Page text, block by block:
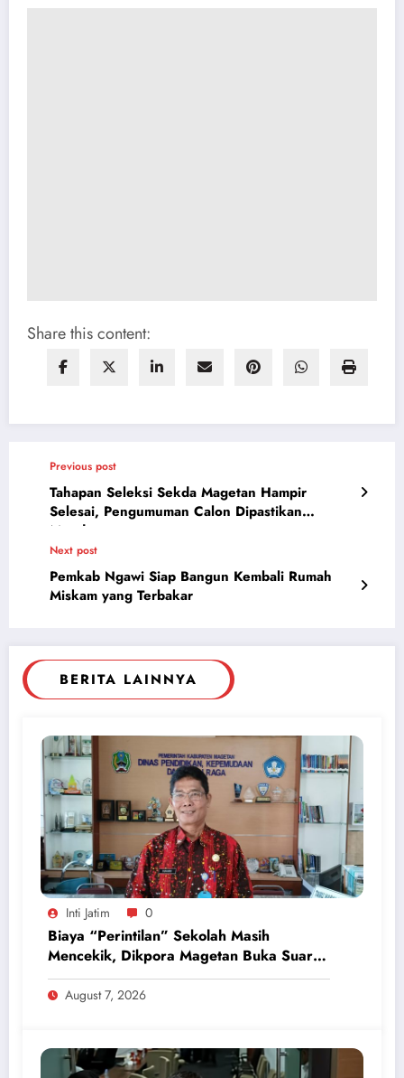
Share this content:
Previous post
Tahapan Seleksi Sekda Magetan Hampir
Selesai, Pengumuman Calon Dipastikan
Mundur
Next post
Pemkab Ngawi Siap Bangun Kembali Rumah
Miskam yang Terbakar
BERITA LAINNYA
Inti Jatim 0
Biaya “Perintilan” Sekolah Masih
Mencekik, Dikpora Magetan Buka Suara
Soal Polemik Seragam dan Modul
August 7, 2026